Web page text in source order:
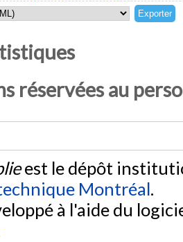
réservées au
est le dépôt
Montréal.
à l'aide du